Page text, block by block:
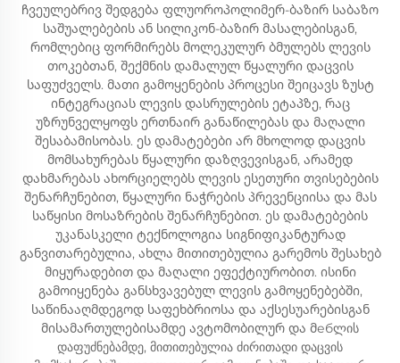
ჩვეულებრივ შედგება ფლუოროპოლიმერ-ბაზირ საბაზო
საშუალებების ან სილიკონ-ბაზირ მასალებისგან,
რომლებიც ფორმირებს მოლეკულურ ბმულებს ლევის
თოკებთან, შექმნის დამალულ წყალური დაცვის
საფუძველს. მათი გამოყენების პროცესი შეიცავს ზუსტ
ინტეგრაციას ლევის დასრულების ეტაპზე, რაც
უზრუნველყოფს ერთნაირ განაწილებას და მაღალი
შესაბამისობას. ეს დამატებები არ მხოლოდ დაცვის
მომსახურებას წყალური დაზღვევისგან, არამედ
დახმარებას ახორციელებს ლევის ესეთური თვისებების
შენარჩუნებით, წყალური ნაჭრების პრევენციისა და მას
საწყისი მოსაზრების შენარჩუნებით. ეს დამატებების
უკანასკელი ტექნოლოგია სიგნიფიკანტურად
განვითარებულია, ახლა მითითებულია გარემოს შესახებ
მიყურადებით და მაღალი ეფექტიურობით. ისინი
გამოიყენება განსხვავებულ ლევის გამოყენებებში,
საწინააღმდეგოდ საფეხბრიოსა და აქსესუარებისგან
მისამართულებისამდე ავტომობილურ და მебლის
დაფუძნებამდე, მითითებულია ძირითადი დაცვის